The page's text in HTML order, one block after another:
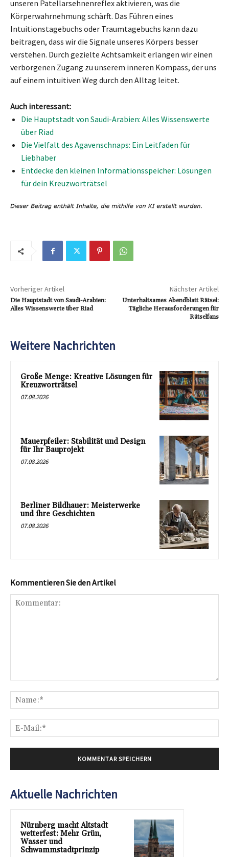
unseren Patellarsehnenreflex aktivieren, was die
Körperwahrnehmung schärft. Das Führen eines
Intuitionstagebuchs oder Traumtagebuchs kann dazu
beitragen, dass wir die Signale unseres Körpers besser
verstehen. Durch gezielte Achtsamkeit erlangen wir einen
verborgenen Zugang zu unserem inneren Kompass, der uns
auf einem intuitiven Weg durch den Alltag leitet.
Auch interessant:
Die Hauptstadt von Saudi-Arabien: Alles Wissenswerte
über Riad
Die Vielfalt des Agavenschnaps: Ein Leitfaden für
Liebhaber
Entdecke den kleinen Informationsspeicher: Lösungen
für dein Kreuzworträtsel
Vorheriger Artikel
Die Hauptstadt von Saudi-Arabien:
Alles Wissenswerte über Riad
Nächster Artikel
Unterhaltsames Abendblatt Rätsel:
Tägliche Herausforderungen für
Rätselfans
Weitere Nachrichten
Große Menge: Kreative Lösungen für
Kreuzworträtsel
07.08.2026
Mauerpfeiler: Stabilität und Design
für Ihr Bauprojekt
07.08.2026
Berliner Bildhauer: Meisterwerke
und ihre Geschichten
07.08.2026
Kommentieren Sie den Artikel
Aktuelle Nachrichten
Nürnberg macht Altstadt
wetterfest: Mehr Grün,
Wasser und
Schwammstadtprinzip